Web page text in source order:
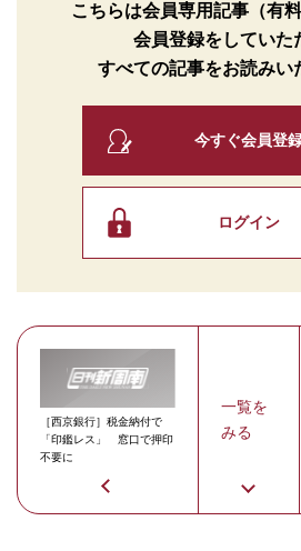
こちらは会員専用記事（有
会員登録をしていた
すべての記事をお読みい
今すぐ会員登
ログイン
［西京銀行］税金納付で
「印鑑レス」 窓口で押印
不要に
一覧を
みる